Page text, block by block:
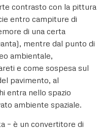
contrasto con la pittura
entro campiture di
di una certa
mentre dal punto di
ambientale,
e come sospesa sul
pavimento, al
entra nello spazio
ambiente spaziale.
– è un convertitore di